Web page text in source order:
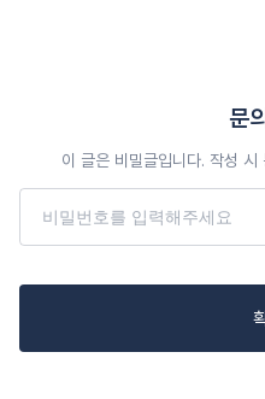
문
이 글은 비밀글입니다. 작성